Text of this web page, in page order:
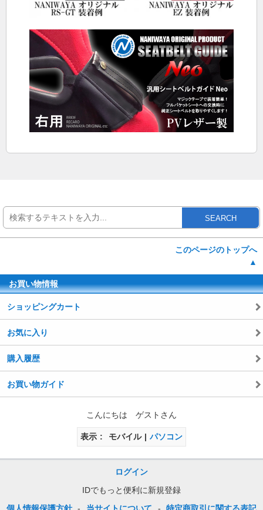
SEARCH
このページのトップへ
▲
お買い物情報
ショッピングカート
お気に入り
購入履歴
お買い物ガイド
こんにちは ゲストさん
表示 モバイル パソコン
ログイン
IDでもっと便利に新規登録
個人情報保護方針 - 当サイトについて - 特定商取引に関する表記